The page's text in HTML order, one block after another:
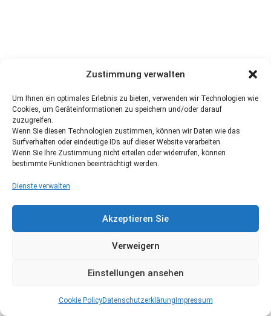
Zustimmung verwalten
Um Ihnen ein optimales Erlebnis zu bieten, verwenden wir Technologien wie
Cookies, um Geräteinformationen zu speichern und/oder darauf
zuzugreifen.
Wenn Sie diesen Technologien zustimmen, können wir Daten wie das
Surfverhalten oder eindeutige IDs auf dieser Website verarbeiten.
Wenn Sie Ihre Zustimmung nicht erteilen oder widerrufen, können
bestimmte Funktionen beeinträchtigt werden.
Dienste verwalten
Akzeptieren Sie
Verweigern
Einstellungen ansehen
Cookie PolicyDatenschutzerklärung Impressum